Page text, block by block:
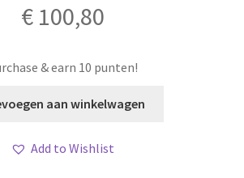
€100,80
& earn 10 punten!
aan winkelwagen
Add to Wishlist